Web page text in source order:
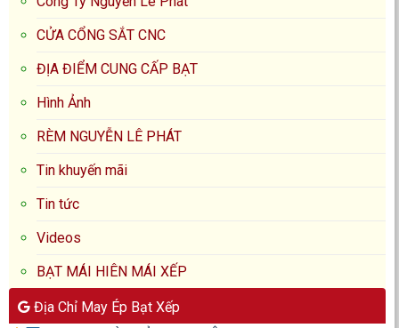
CỬA CỔNG SẮT CNC
ĐỊA ĐIỂM CUNG CẤP BẠT
Hình Ảnh
RÈM NGUYỄN LÊ PHÁT
Tin khuyến mãi
Tin tức
Videos
BẠT MÁI HIÊN MÁI XẾP
Địa Chỉ May Ép Bạt Xếp